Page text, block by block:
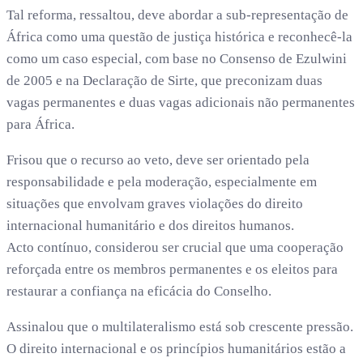
Tal reforma, ressaltou, deve abordar a sub-representação de
África como uma questão de justiça histórica e reconhecê-la
como um caso especial, com base no Consenso de Ezulwini
de 2005 e na Declaração de Sirte, que preconizam duas
vagas permanentes e duas vagas adicionais não permanentes
para África.
Frisou que o recurso ao veto, deve ser orientado pela
responsabilidade e pela moderação, especialmente em
situações que envolvam graves violações do direito
internacional humanitário e dos direitos humanos.
Acto contínuo, considerou ser crucial que uma cooperação
reforçada entre os membros permanentes e os eleitos para
restaurar a confiança na eficácia do Conselho.
Assinalou que o multilateralismo está sob crescente pressão.
O direito internacional e os princípios humanitários estão a